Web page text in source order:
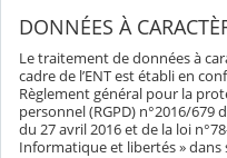
DONNÉES À
Le traitement de données à
cadre de l’ENT est établi en
Règlement général pour la
personnel (RGPD) n°2016/
du 27 avril 2016 et de la loi
Informatique et libertés » dans